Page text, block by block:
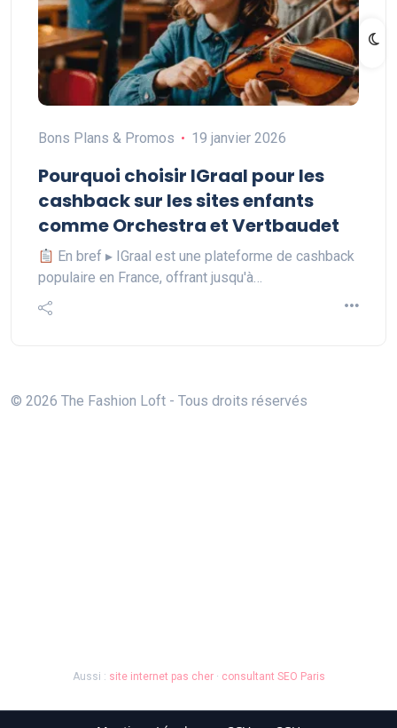
Bons Plans & Promos 19 janvier 2026
Pourquoi choisir IGraal pour les
cashback sur les sites enfants
comme Orchestra et Vertbaudet
En bref ▸ IGraal est une plateforme de cashback
populaire en France, offrant jusqu'à…
© 2026 The Fashion Loft - Tous droits réservés
Aussi : site internet pas cher· consultant SEO Paris